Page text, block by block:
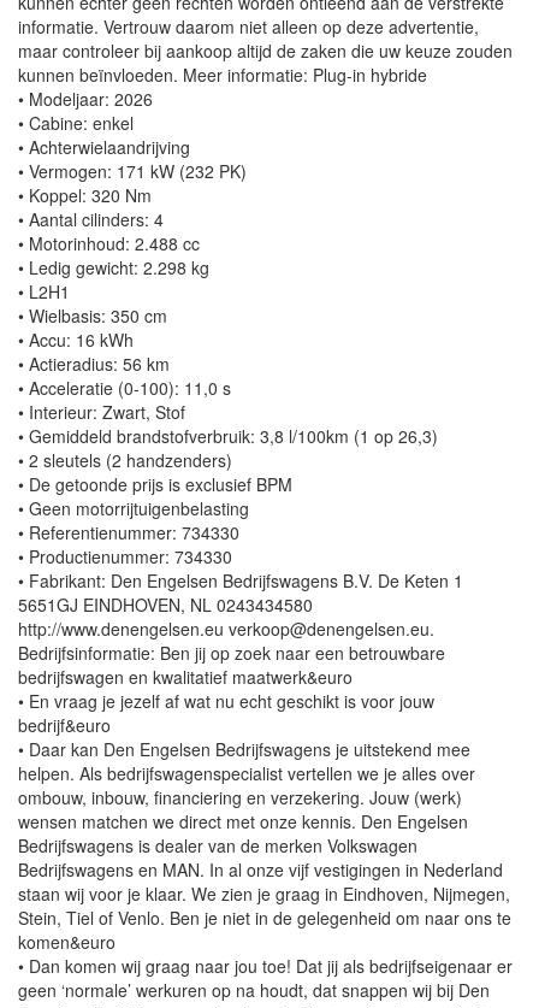
informatie. Vertrouw daarom niet alleen op deze advertentie,
maar controleer bij aankoop altijd de zaken die uw keuze zouden
kunnen beïnvloeden. Meer informatie: Plug-in hybride
• Modeljaar: 2026
• Cabine: enkel
• Achterwielaandrijving
• Vermogen: 171 kW (232 PK)
• Koppel: 320 Nm
• Aantal cilinders: 4
• Motorinhoud: 2.488 cc
• Ledig gewicht: 2.298 kg
• L2H1
• Wielbasis: 350 cm
• Accu: 16 kWh
• Actieradius: 56 km
• Acceleratie (0-100): 11,0 s
• Interieur: Zwart, Stof
• Gemiddeld brandstofverbruik: 3,8 l/100km (1 op 26,3)
• 2 sleutels (2 handzenders)
• De getoonde prijs is exclusief BPM
• Geen motorrijtuigenbelasting
• Referentienummer: 734330
• Productienummer: 734330
• Fabrikant: Den Engelsen Bedrijfswagens B.V. De Keten 1
5651GJ EINDHOVEN, NL 0243434580
http://www.denengelsen.eu verkoop@denengelsen.eu.
Bedrijfsinformatie: Ben jij op zoek naar een betrouwbare
bedrijfswagen en kwalitatief maatwerk&euro
• En vraag je jezelf af wat nu echt geschikt is voor jouw
bedrijf&euro
• Daar kan Den Engelsen Bedrijfswagens je uitstekend mee
helpen. Als bedrijfswagenspecialist vertellen we je alles over
ombouw, inbouw, financiering en verzekering. Jouw (werk)
wensen matchen we direct met onze kennis. Den Engelsen
Bedrijfswagens is dealer van de merken Volkswagen
Bedrijfswagens en MAN. In al onze vijf vestigingen in Nederland
staan wij voor je klaar. We zien je graag in Eindhoven, Nijmegen,
Stein, Tiel of Venlo. Ben je niet in de gelegenheid om naar ons te
komen&euro
• Dan komen wij graag naar jou toe! Dat jij als bedrijfseigenaar er
geen ‘normale’ werkuren op na houdt, dat snappen wij bij Den